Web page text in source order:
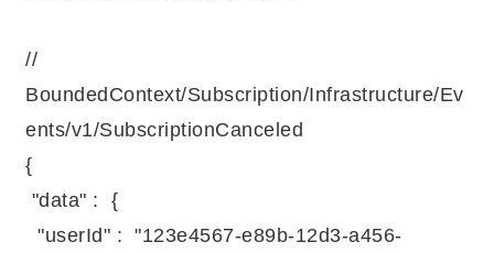
//
BoundedContext/Subscription/Infrastructure/Ev
ents/v1/SubscriptionCanceled
{
"data" : {
"userId" : "123e4567-e89b-12d3-a456-